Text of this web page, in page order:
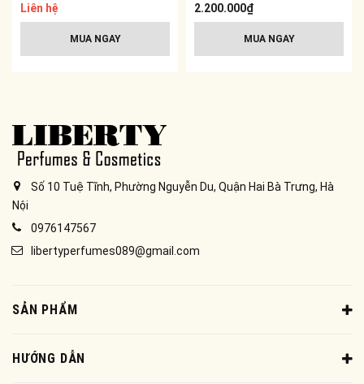
Liên hệ
MUA NGAY
2.200.000₫
MUA NGAY
Số 10 Tuệ Tĩnh, Phường Nguyễn Du, Quận Hai Bà Trưng, Hà
Nội
0976147567
libertyperfumes089@gmail.com
SẢN PHẨM
HƯỚNG DẪN